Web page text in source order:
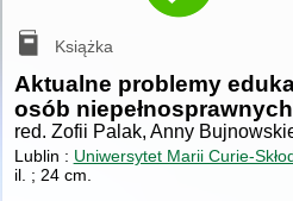
Książka
Aktualne problemy
osób
red. Zofii Palak, Anny
Lublin : Uniwersytet Marii Curie-
il. ; 24 cm.